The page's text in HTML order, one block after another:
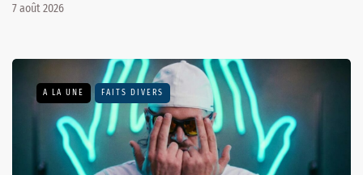
7 août 2026
A LA UNE FAITS DIVERS